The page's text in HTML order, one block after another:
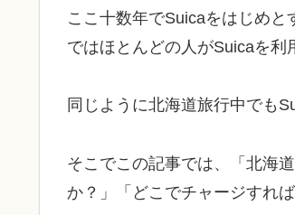
ここ十数年でSuicaをはじめ
ではほとんどの人がSuicaを利
同じように北海道旅行中でも
そこでこの記事では、「北海
か？」「どこでチャージすれ